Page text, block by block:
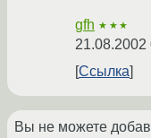
gfh ★★★
21.08.2002
Ссылка
Вы не можете